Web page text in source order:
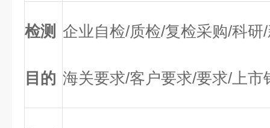
检测
目的
企业自检/质检/复检采购/科
海关要求/客户要求/要求/上市